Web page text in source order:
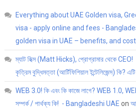
Everything about UAE Golden visa,
visa - apply online and fees -
golden visa in UAE – benefits, and cost
ম্যাট হিক্স (Matt Hicks), প্রোগ্রামার থেকে
কৃত্রিম বুদ্ধিমত্তা (আর্টিফিশিয়াল ইন্টেলিজেন্স) কি?
WEB 3.0! কি এবং কি কাজে লাগে? WEB 1.0,
সম্পর্ক / পার্থক্য কি! - Bangladeshi UAE on